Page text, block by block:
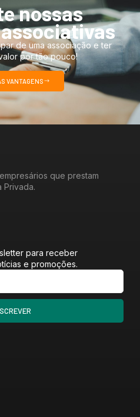
nossas
de uma associação e ter
por tão pouco!
VANTAGENS
que prestam
Privada.
para receber
e promoções.